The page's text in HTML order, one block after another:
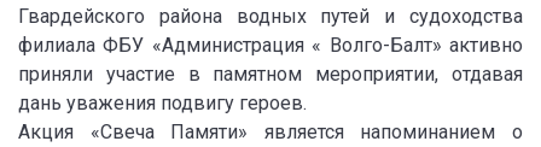
Гвардейского района водных путей и судоходства
филиала ФБУ «Администрация « Волго-Балт» активно
приняли участие в памятном мероприятии, отдавая
дань уважения подвигу героев.
Акция «Свеча Памяти» является напоминанием о